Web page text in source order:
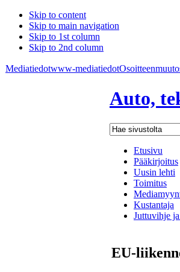
Skip to content
Skip to main navigation
Skip to 1st column
Skip to 2nd column
Mediatiedotwww-mediatiedot
Auto,
Etusivu
Pääkirjoitus
Uusin lehti
Toimitus
Kustantaja
Juttuvihje
EU-